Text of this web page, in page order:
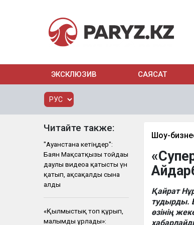
ЭКСКЛЮЗИВ САЯСАТ
Читайте также:
"Ауғанстанға кетіңдер":
Баян Мақсатқызы тойдағы
даулы видеоға қатысты үн
қатып, ақсақалды сынға
алды
«Қылмыстық топ құрып,
малымды ұрлады»:
Шоу-
Қайрат
тудырды.
өзінің